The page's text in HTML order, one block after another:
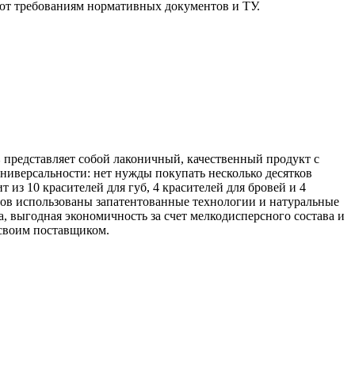
требованиям нормативных документов и ТУ.
собой лаконичный, качественный продукт с
нет нужды покупать несколько десятков
10 красителей для губ, 4 красителей для бровей и 4
использованы запатентованные технологии и натуральные
экономичность за счет мелкодисперсного состава и
поставщиком.